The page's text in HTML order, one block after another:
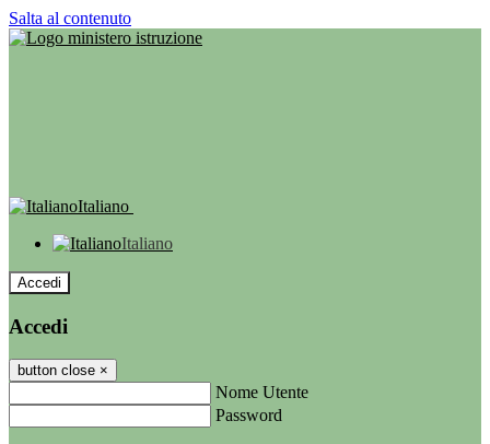
Salta al contenuto
Italiano
Italiano
Accedi
Accedi
button close ×
Nome Utente
Password